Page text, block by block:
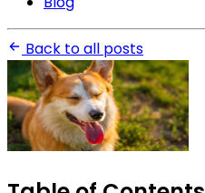
Back to all posts